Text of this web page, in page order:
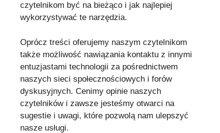
czytelnikom być na bieżąco i jak najlepiej
wykorzystywać te narzędzia.
Oprócz treści oferujemy naszym czytelnikom
także możliwość nawiązania kontaktu z innymi
entuzjastami technologii za pośrednictwem
naszych sieci społecznościowych i forów
dyskusyjnych. Cenimy opinie naszych
czytelników i zawsze jesteśmy otwarci na
sugestie i uwagi, które pozwolą nam ulepszyć
nasze usługi.